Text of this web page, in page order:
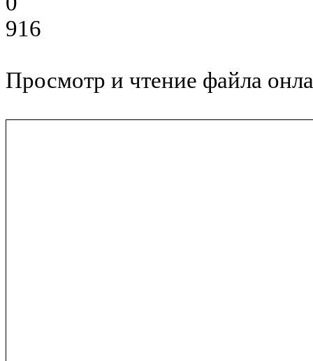
916
Просмотр и чтение файла